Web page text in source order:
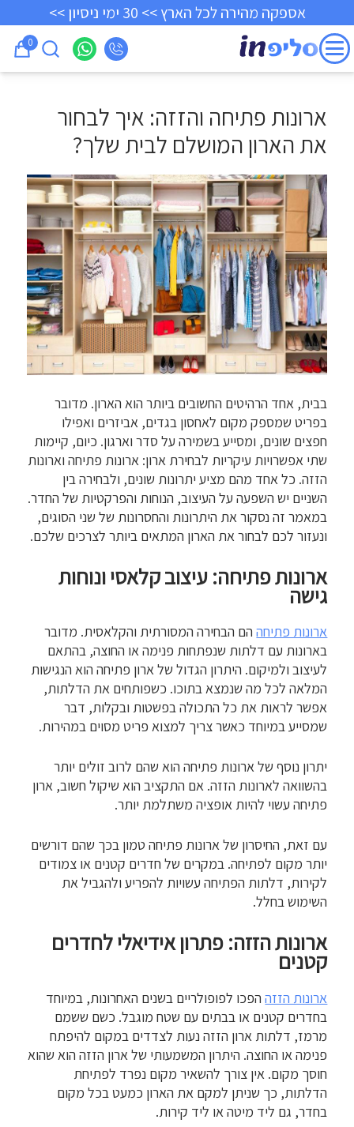
אספקה מהירה לכל הארץ >> 30 ימי ניסיון >>
0
ארונות פתיחה והזזה: איך לבחור
את הארון המושלם לבית שלך?
בבית, אחד הרהיטים החשובים ביותר הוא הארון. מדובר
בפריט שמספק מקום לאחסון בגדים, אביזרים ואפילו
חפצים שונים, ומסייע בשמירה על סדר וארגון. כיום, קיימות
שתי אפשרויות עיקריות לבחירת ארון: ארונות פתיחה וארונות
הזזה. כל אחד מהם מציע יתרונות שונים, ולבחירה בין
השניים יש השפעה על העיצוב, הנוחות והפרקטיות של החדר.
במאמר זה נסקור את היתרונות והחסרונות של שני הסוגים,
ונעזור לכם לבחור את הארון המתאים ביותר לצרכים שלכם.
ארונות פתיחה: עיצוב קלאסי ונוחות
גישה
ארונות פתיחההם הבחירה המסורתית והקלאסית. מדובר
בארונות עם דלתות שנפתחות פנימה או החוצה, בהתאם
לעיצוב ולמיקום. היתרון הגדול של ארון פתיחה הוא הנגישות
המלאה לכל מה שנמצא בתוכו. כשפותחים את הדלתות,
אפשר לראות את כל התכולה בפשטות ובקלות, דבר
שמסייע במיוחד כאשר צריך למצוא פריט מסוים במהירות.
יתרון נוסף של ארונות פתיחה הוא שהם לרוב זולים יותר
בהשוואה לארונות הזזה. אם התקציב הוא שיקול חשוב, ארון
פתיחה עשוי להיות אופציה משתלמת יותר.
עם זאת, החיסרון של ארונות פתיחה טמון בכך שהם דורשים
יותר מקום לפתיחה. במקרים של חדרים קטנים או צמודים
לקירות, דלתות הפתיחה עשויות להפריע ולהגביל את
השימוש בחלל.
ארונות הזזה: פתרון אידיאלי לחדרים
קטנים
ארונות הזזההפכו לפופולריים בשנים האחרונות, במיוחד
בחדרים קטנים או בבתים עם שטח מוגבל. כשם ששמם
מרמז, דלתות ארון הזזה נעות לצדדים במקום להיפתח
פנימה או החוצה. היתרון המשמעותי של ארון הזזה הוא שהוא
חוסך מקום. אין צורך להשאיר מקום נפרד לפתיחת
הדלתות, כך שניתן למקם את הארון כמעט בכל מקום
בחדר, גם ליד מיטה או ליד קירות.